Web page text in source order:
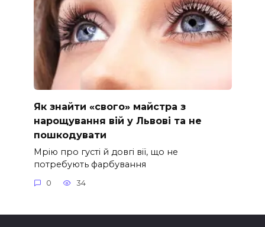
Як знайти «свого» майстра з
нарощування вій у Львові та не
пошкодувати
Мрію про густі й довгі вії, що не
потребують фарбування
0 34